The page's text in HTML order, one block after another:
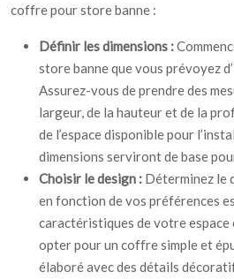
coffre pour store banne :
Définir les dimensions :
store banne que vous prévoyez
Assurez-vous de prendre des
largeur, de la hauteur et de la
de l’espace disponible pour
dimensions serviront de base
Choisir le design : Déterminez le
en fonction de vos préférences
caractéristiques de votre espace
opter pour un coffre simple et
élaboré avec des détails